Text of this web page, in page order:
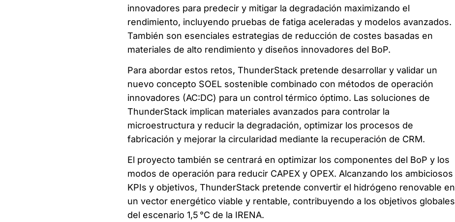
innovadores para predecir y mitigar la degradación maximizando el
rendimiento, incluyendo pruebas de fatiga aceleradas y modelos avanzados.
También son esenciales estrategias de reducción de costes basadas en
materiales de alto rendimiento y diseños innovadores del BoP.
Para abordar estos retos, ThunderStack pretende desarrollar y validar un
nuevo concepto SOEL sostenible combinado con métodos de operación
innovadores (AC:DC) para un control térmico óptimo. Las soluciones de
ThunderStack implican materiales avanzados para controlar la
microestructura y reducir la degradación, optimizar los procesos de
fabricación y mejorar la circularidad mediante la recuperación de CRM.
El proyecto también se centrará en optimizar los componentes del BoP y los
modos de operación para reducir CAPEX y OPEX. Alcanzando los ambiciosos
KPIs y objetivos, ThunderStack pretende convertir el hidrógeno renovable en
un vector energético viable y rentable, contribuyendo a los objetivos globales
del escenario 1,5 °C de la IRENA.